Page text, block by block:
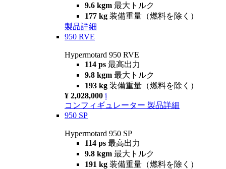
9.6 kgm 最大トルク
177 kg 装備重量（燃料を除く）
製品詳細
950 RVE
Hypermotard 950 RVE
114 ps 最高出力
9.8 kgm 最大トルク
193 kg 装備重量（燃料を除く）
¥ 2,028,000 i
コンフィギュレーター 製品詳細
950 SP
Hypermotard 950 SP
114 ps 最高出力
9.8 kgm 最大トルク
191 kg 装備重量（燃料を除く）